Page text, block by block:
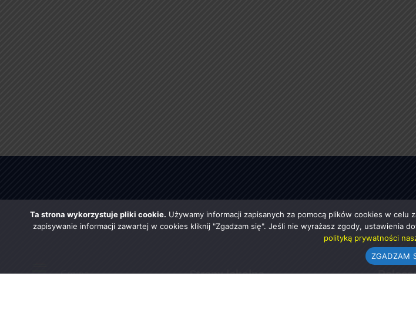
Strony lokalne
Ta strona wykorzystuje pliki cookie. Używamy informacji zapisanych za pomocą plików cookies w
zapisywanie informacji zawartej w cookies kliknij "Zgadzam się". Jeśli nie wyrażasz zgody, ustawienia
polityką prywatności
ZGADZAM